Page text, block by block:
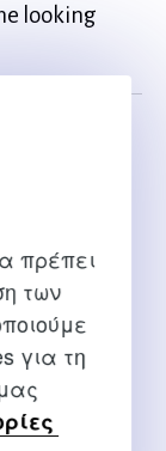
πρέπει
των
για τη
looking